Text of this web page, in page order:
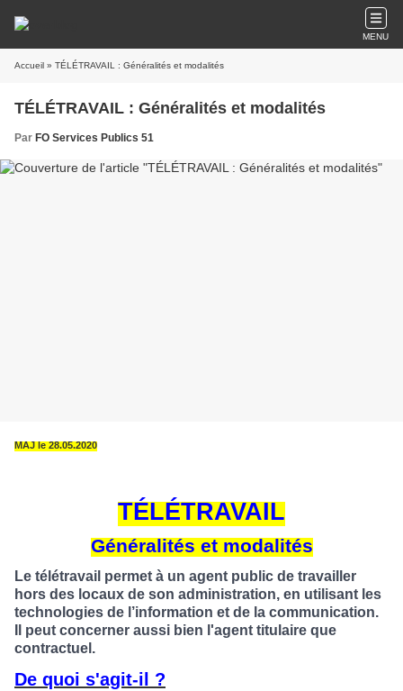
MENU
Accueil » TÉLÉTRAVAIL : Généralités et modalités
TÉLÉTRAVAIL : Généralités et modalités
Par FO Services Publics 51
MAJ le 28.05.2020
TÉLÉTRAVAIL
Généralités et modalités
Le télétravail permet à un agent public de travailler
hors des locaux de son administration, en utilisant les
technologies de l’information et de la communication.
Il peut concerner aussi bien l'agent titulaire que
contractuel.
De quoi s'agit-il ?